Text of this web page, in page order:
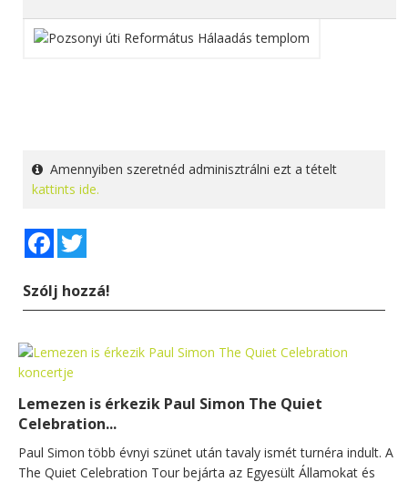
Amennyiben szeretnéd adminisztrálni ezt a tételt
kattints ide.
Facebook
Szólj hozzá!
Lemezen is érkezik Paul Simon The Quiet
Celebration...
Paul Simon több évnyi szünet után tavaly ismét turnéra indult. A
The Quiet Celebration Tour bejárta az Egyesült Államokat és